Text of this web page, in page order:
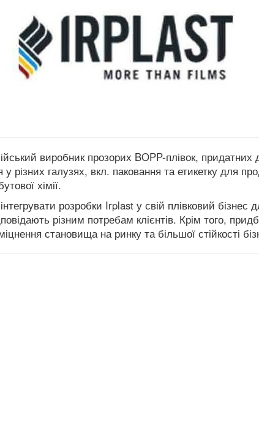
виробник прозорих BOPP-плівок, придатних
різних галузях, вкл. паковання та етикетку для
хімії.
розробки Irplast у свій плівковий бізнес
різним потребам клієнтів. Крім того,
становища на ринку та більшої стійкості